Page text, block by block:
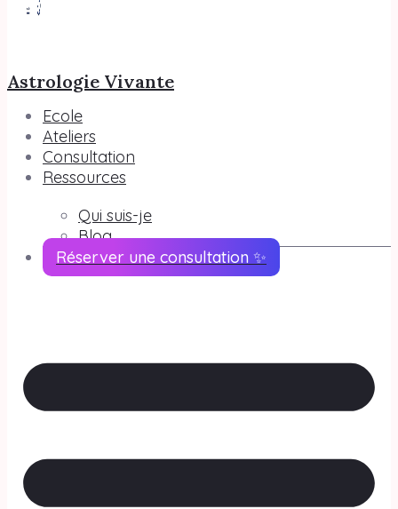
Astrologie Vivante
Ecole
Ateliers
Consultation
Ressources
Qui suis-je
Blog
Réserver une consultation ✨